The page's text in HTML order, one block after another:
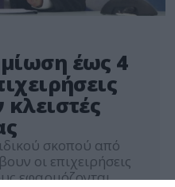
έως 4
σκοπού από
οι επιχειρήσεις
εφαρμόζονται